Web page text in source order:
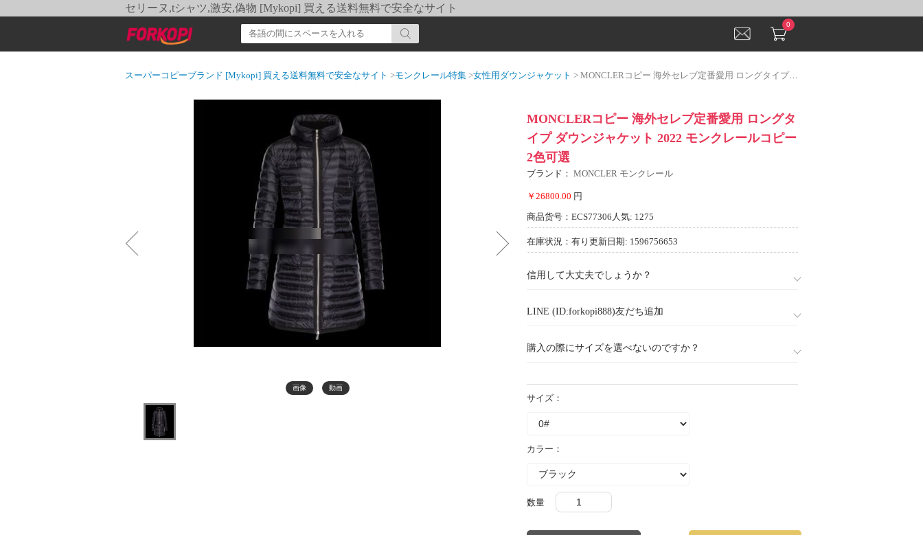
セリーヌ,tシャツ,激安,偽物 [Mykopi] 買える送料無料で安全なサイト
0
スーパーコピーブランド [Mykopi] 買える送料無料で安全なサイト >モンクレール特集 >女性用ダウンジャケット > MONCLERコピー 海外セレブ定番愛用 ロングタイプ ダウンジャケット 2022 モンクレールコピー 2色可選
画像 動画
MONCLERコピー 海外セレブ定番愛用 ロングタ
イプ ダウンジャケット 2022 モンクレールコピー
2色可選
ブランド： MONCLER モンクレール
￥26800.00 円
商品货号：ECS77306 人気: 1275
在庫状況：有り 更新日期: 1596756653
信用して大丈夫でしょうか？
LINE (ID:forkopi888)友だち追加
購入の際にサイズを選べないのですか？
サイズ：
カラー：
数量